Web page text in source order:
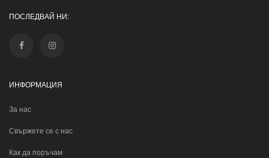
ПОСЛЕДВАЙ НИ:
ИНФОРМАЦИЯ
За нас
Свържете се с нас
Как да поръчам